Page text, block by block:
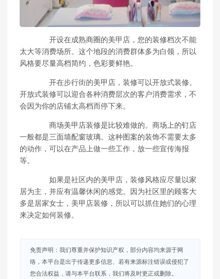
开设在成熟商圈的美甲店，您的装修档次不能
太大等消费场所。这个地段的消费群体多为白领，所以
风格要尽量高档简约，色彩要鲜艳。
开在步行街的美甲店，装修可以开放式装修。
开放式装修可以迎合各种消费层次的客户消费需求，不
会因为你的店铺太高档而停下来。
商场美甲店装修是比较难做的。商场上的钉店
一般都是三面墙配窗玻璃。这种图案的装饰不需要太多
的动作，可以在产品上做一些工作，放一些宣传海报
等。
如果是社区内的美甲店，装修风格应尽量以家
居为主，并应有温馨休闲的感觉。因为社区里的顾客大
多是居家女士，美甲店装修，所以可以抓住她们的心理
来决定如何装修。
免责声明：我们尊重并保护知识产权，部分内容均来源于网
络，本平台是出于传递更多信息、若有来源标注错误或侵犯了
您合法权益，请与本平台联系，我们将及时更正或删除。